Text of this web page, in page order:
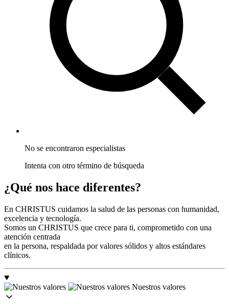
No se encontraron especialistas
Intenta con otro término de búsqueda
¿Qué nos hace diferentes?
En CHRISTUS cuidamos la salud de las personas con humanidad,
excelencia y tecnología.
Somos un CHRISTUS que crece para ti, comprometido con una
atención centrada
en la persona, respaldada por valores sólidos y altos estándares
clínicos.
Nuestros valores